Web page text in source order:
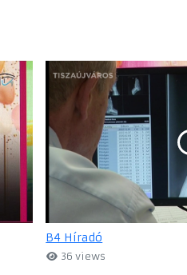
B4 Híradó
36 views